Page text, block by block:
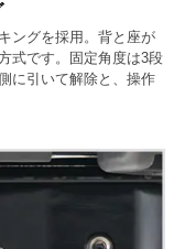
ングを採用。背と座が
式です。固定角度は3段
に引いて解除と、操作